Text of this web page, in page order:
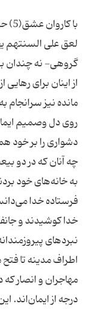
با
لعق علی السنتهم
گروهی- نه چندان
از اینان برای
مانده نیز سرانجام
روی دل وصمیم
دشواری را بر خود
چه آنان که در دو
به خانه‌های خود
فرستاده خدا
خدا کوشیدند و
نبردهای
اطراف مدینه تا
مهاجران و انصار
درجه از ایمان‌اند.